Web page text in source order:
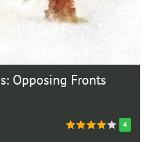
Opposing Fronts
4